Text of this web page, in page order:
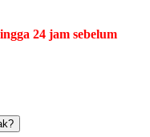
24 jam sebelum